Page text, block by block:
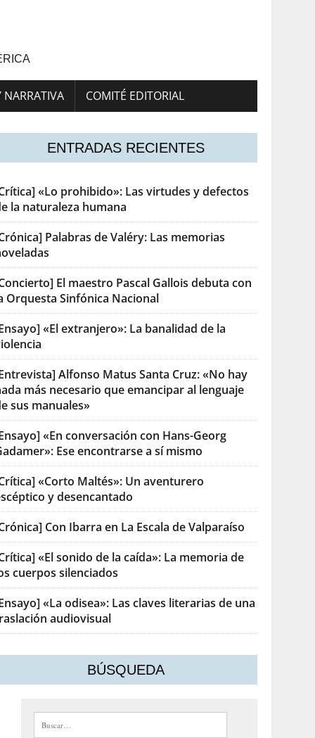
NARRATIVA COMITÉ EDITORIAL
ENTRADAS RECIENTES
«Lo prohibido»: Las virtudes y defectos
la naturaleza humana
Palabras de Valéry: Las memorias
El maestro Pascal Gallois debuta con
Orquesta Sinfónica Nacional
«El extranjero»: La banalidad de la
Alfonso Matus Santa Cruz: «No hay
más necesario que emancipar al lenguaje
sus manuales»
«En conversación con Hans-Georg
Ese encontrarse a sí mismo
«Corto Maltés»: Un aventurero
y desencantado
Con Ibarra en La Escala de Valparaíso
«El sonido de la caída»: La memoria de
cuerpos silenciados
«La odisea»: Las claves literarias de una
audiovisual
BÚSQUEDA
Buscar: